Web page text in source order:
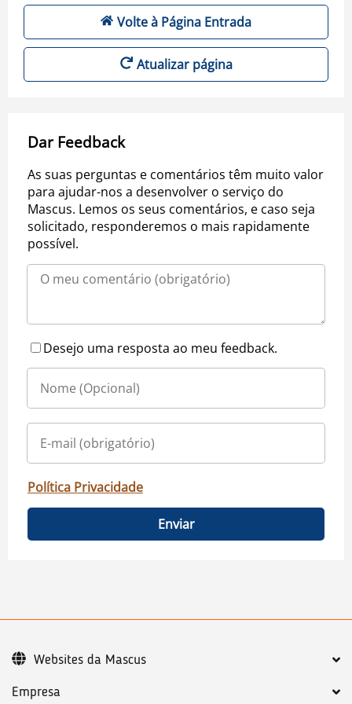
Volte à Página Entrada
Atualizar página
Dar Feedback
As suas perguntas e comentários têm muito valor
para ajudar-nos a desenvolver o serviço do
Mascus. Lemos os seus comentários, e caso seja
solicitado, responderemos o mais rapidamente
possível.
Desejo uma resposta ao meu feedback.
Política Privacidade
Enviar
Empresa
Websites da Mascus